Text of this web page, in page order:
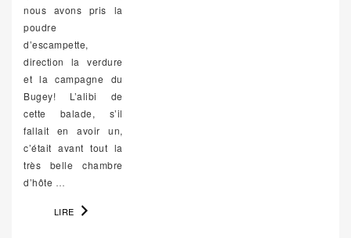
nous avons pris la
poudre
d’escampette,
direction la verdure
et la campagne du
Bugey! L’alibi de
cette balade, s’il
fallait en avoir un,
c’était avant tout la
très belle chambre
d’hôte …
LIRE